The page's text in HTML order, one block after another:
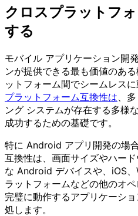
クロスプラットフ
する
モバイル アプリケーション開
ンが提供できる最も価値のあ
ットフォーム間でシームレス
プラットフォーム互換性は 、
ング システムが存在する多様
成功するための基礎です。
特に Android アプリ開発の場
互換性は、画面サイズやハー
な Android デバイスや、iOS
ラットフォームなどの他のオ
完璧に動作するアプリケーシ
処します。